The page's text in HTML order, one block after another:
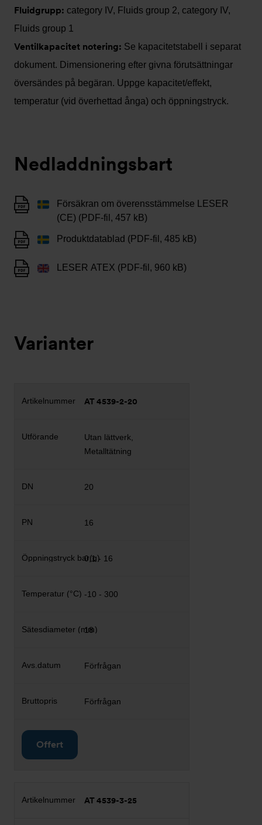
Fluidgrupp: category IV, Fluids group 2, category IV,
Fluids group 1
Ventilkapacitet notering: Se kapacitetstabell i separat
dokument. Dimensionering efter givna förutsättningar
översändes på begäran. Uppge kapacitet/effekt,
temperatur (vid överhettad ånga) och öppningstryck.
Nedladdningsbart
Försäkran om överensstämmelse LESER
(CE) (PDF-fil, 457 kB)
Produktdatablad (PDF-fil, 485 kB)
LESER ATEX (PDF-fil, 960 kB)
Varianter
AT 4539-2-20
Utan lättverk,
Metalltätning
20
16
0,1 - 16
-10 - 300
18
Förfrågan
Förfrågan
Offert
AT 4539-3-25